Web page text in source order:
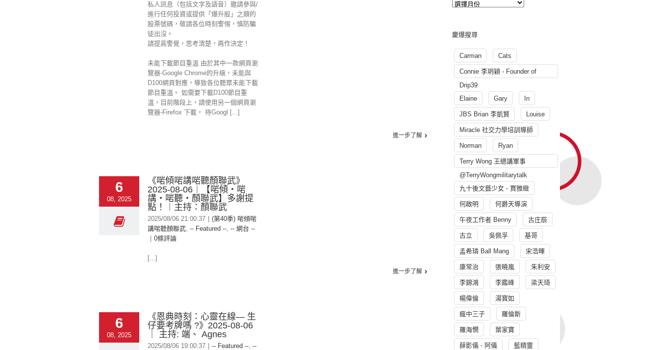
私人訊息（包括文字及語音）邀請參與/
進行任何投資或提供「爆升股」之類的
股票號碼，敬請各位時刻警惕，慎防騙
徒出沒。
請提高警覺，思考清楚，再作決定！
未能下載節目重溫 由於其中一款網頁瀏
覽器-Google Chrome的升級，未能與
D100網頁對應，導致各位聽眾未能下載
節目重溫。 如需要下載D100節目重
溫，目前階段上，請使用另一個網頁瀏
覽器-Firefox 下載， 待Googl [...]
進一步了解
6
08, 2025
《啱傾啱講啱聽顏聯武》
2025-08-06︱【啱傾‧啱
講‧啱聽‧顏聯武】多謝提
點！︱主持：顏聯武
2025/08/06 21:00:37
(第40季) 啱傾啱
講啱聽顏聯武, -- Featured --, -- 網台 --
0條評論
[...]
進一步了解
6
08, 2025
《恩典時刻：心靈在線— 生
仔要考牌嗎 ?》2025-08-06
｜ 主持: 端、 Agnes
2025/08/06 19:00:37 -- Featured --, --
慶爆搜尋
Carman Cats
Connie 李玥穎 - Founder of
Drip39
Elaine
Gary In
JBS Brian 李凱賢 Louise
Miracle 社交力學培訓導師
Norman Ryan
Terry Wong 王總講軍事
@TerryWongmilitarytalk
九十後文藝少女 - 賈雅緻
何啟明 何爵天導演
午夜工作者 Benny 古庄辰
古立 吳佩孚 基哥
孟希璘 Ball Mang 宋浩暉
康常治 張曉嵐 朱利安
李錦鴻 李鑑峰 梁天琦
楊偉倫 湯寳如
瘋中三子 羅倫斯
羅海憫 葉家寶
薛影儀 - 阿儀 藍精靈